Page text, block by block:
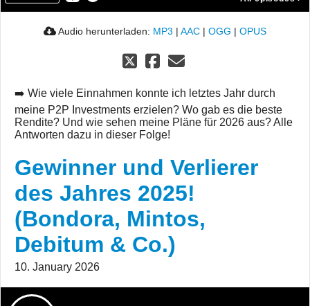
Audio herunterladen: MP3 | AAC | OGG | OPUS
➡️ Wie viele Einnahmen konnte ich letztes Jahr durch
meine P2P Investments erzielen? Wo gab es die beste
Rendite? Und wie sehen meine Pläne für 2026 aus? Alle
Antworten dazu in dieser Folge!
Gewinner und Verlierer
des Jahres 2025!
(Bondora, Mintos,
Debitum & Co.)
10. January 2026